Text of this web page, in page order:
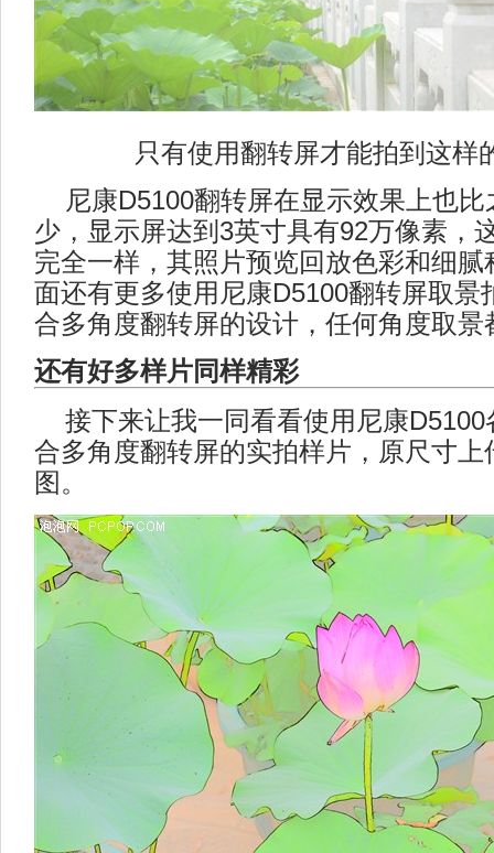
只有使用翻转屏才能拍到这样
尼康D5100翻转屏在显示效果上也比
少，显示屏达到3英寸具有92万像素，
完全一样，其照片预览回放色彩和细腻
面还有更多使用尼康D5100翻转屏取景
合多角度翻转屏的设计，任何角度取景
还有好多样片同样精彩
接下来让我一同看看使用尼康D5100
合多角度翻转屏的实拍样片，原尺寸上
图。